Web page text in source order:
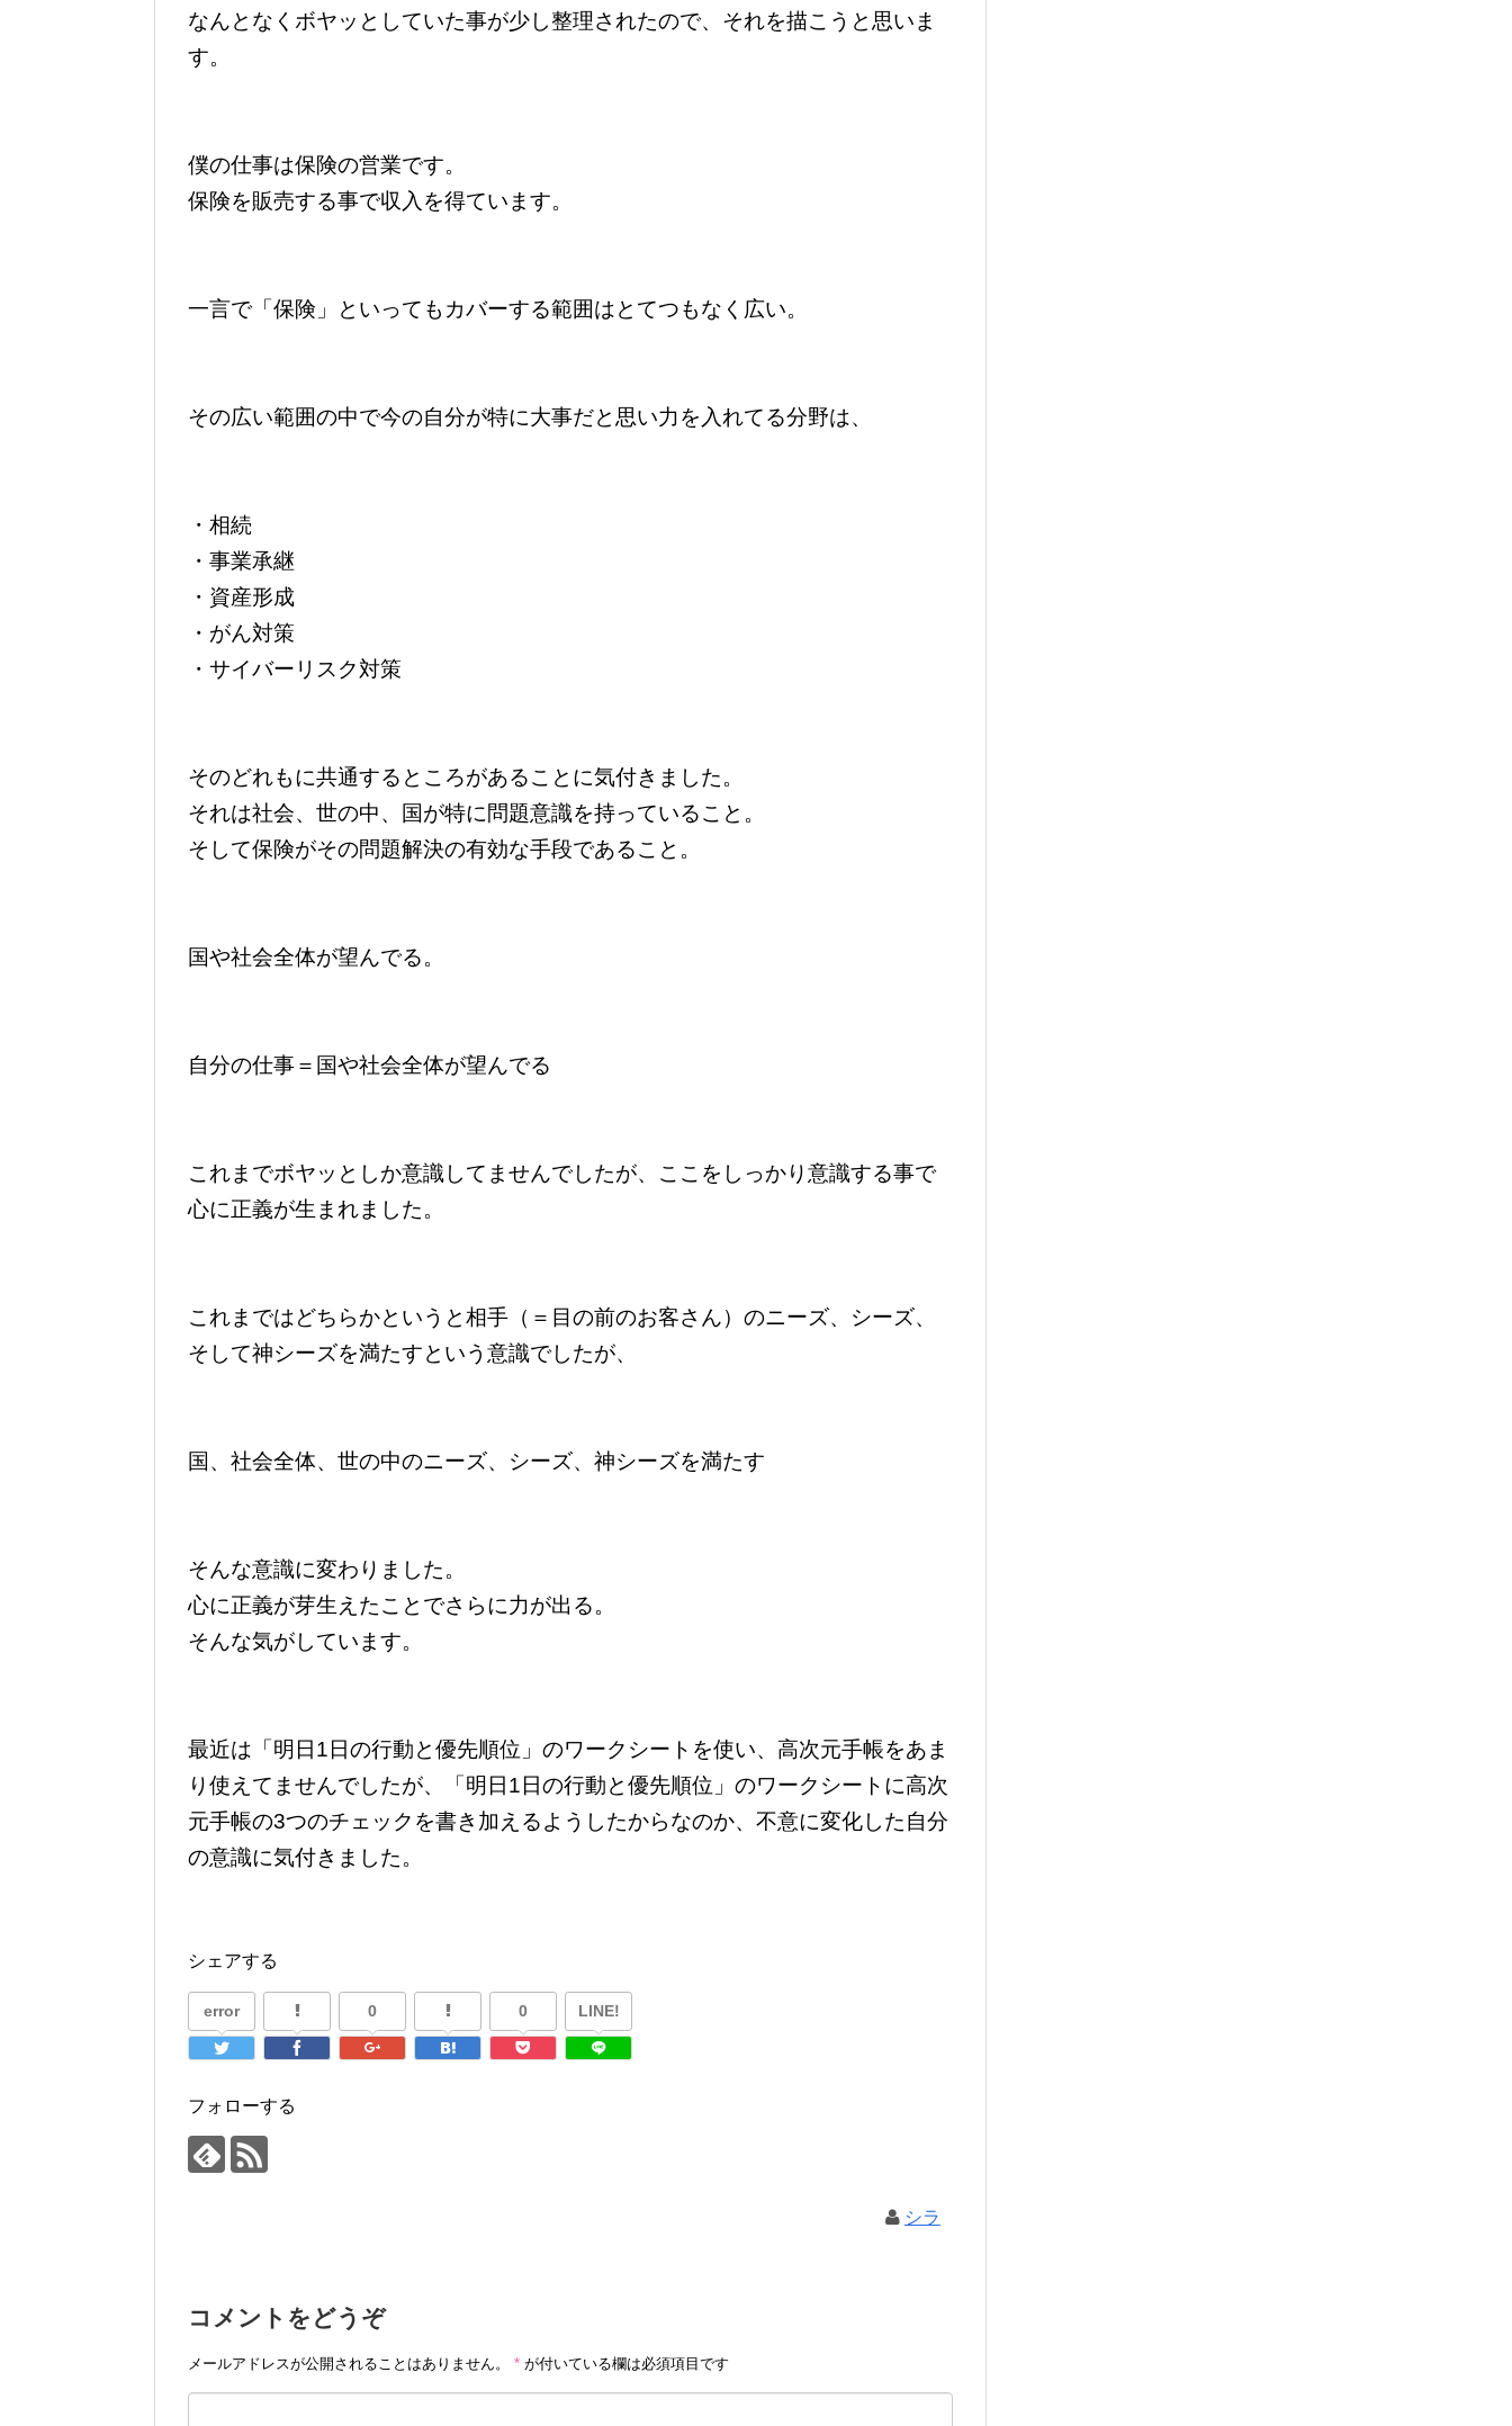
なんとなくボヤッとしていた事が少し整理されたので、それを描こうと思いま
す。
僕の仕事は保険の営業です。
保険を販売する事で収入を得ています。
一言で「保険」といってもカバーする範囲はとてつもなく広い。
その広い範囲の中で今の自分が特に大事だと思い力を入れてる分野は、
・相続
・事業承継
・資産形成
・がん対策
・サイバーリスク対策
そのどれもに共通するところがあることに気付きました。
それは社会、世の中、国が特に問題意識を持っていること。
そして保険がその問題解決の有効な手段であること。
国や社会全体が望んでる。
自分の仕事＝国や社会全体が望んでる
これまでボヤッとしか意識してませんでしたが、ここをしっかり意識する事で
心に正義が生まれました。
これまではどちらかというと相手（＝目の前のお客さん）のニーズ、シーズ、
そして神シーズを満たすという意識でしたが、
国、社会全体、世の中のニーズ、シーズ、神シーズを満たす
そんな意識に変わりました。
心に正義が芽生えたことでさらに力が出る。
そんな気がしています。
最近は「明日1日の行動と優先順位」のワークシートを使い、高次元手帳をあま
り使えてませんでしたが、「明日1日の行動と優先順位」のワークシートに高次
元手帳の3つのチェックを書き加えるようしたからなのか、不意に変化した自分
の意識に気付きました。
シェアする
error 0 0 LINE!
フォローする
シラ
コメントをどうぞ
メールアドレスが公開されることはありません。 * が付いている欄は必須項目です